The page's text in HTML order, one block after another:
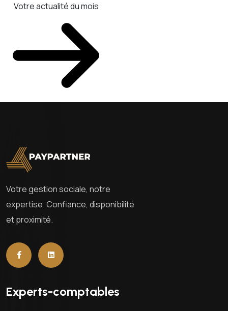
Votre actualité du mois
Votre gestion sociale, notre
expertise. Confiance, disponibilité
et proximité.
Experts-comptables